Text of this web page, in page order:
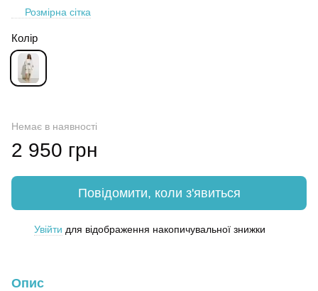
Розмірна сітка
Колір
Немає в наявності
2 950 грн
Повідомити, коли з'явиться
Увійти для відображення накопичувальної знижки
Опис